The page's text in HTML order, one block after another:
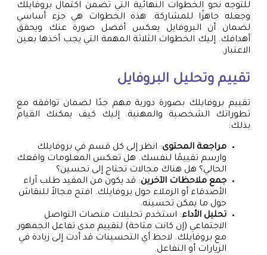
للتوجه نحو الخطوات النهائية التي تضمن اكتمال بروفايلك
وجعله جاهزًا للمشاركة. هذه الخطوات هي جزء أساسي
لضمان أن البروفايل يعكس أفضل صورة عنك ويحقق
أهدافك. إليك الخطوات الثلاثة المهمة التي يجب أخذها بعين
الاعتبار.
تقييم وتحليل البروفايل
تقييم بروفايلك بصورة دورية مهم جدًا لضمان توافقه مع
تطوراتك الشخصية والمهنية. إليك كيف يمكنك القيام
بذلك:
مراجعة المحتوى: انظر إلى كل قسم في بروفايلك
وارسم تقييمًا لنفسك. هل تعكس المعلومات واقعك
الحالي؟ هل هناك مجالات تحتاج إلى تحسين؟
جمع ملاحظات الآخرين: قد يكون من المفيد طلب آراء
الأصدقاء أو الزملاء حول بروفايلك. افتح مجالاً للنقاش
حول ما يمكن تحسينه.
تحليل الأداء: استخدم تحليلات منصات التواصل
الاجتماعي (إن كانت متاحة) لتقييم مدى تفاعل الجمهور
مع بروفايلك. لاحظ أي التحسينات قد أدت إلى زيادة في
الزيارات أو التفاعل.